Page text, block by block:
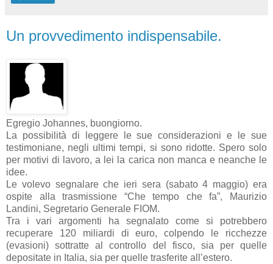
Un provvedimento indispensabile.
Egregio Johannes, buongiorno.
La possibilità di leggere le sue considerazioni e le sue
testimoniane, negli ultimi tempi, si sono ridotte. Spero solo
per motivi di lavoro, a lei la carica non manca e neanche le
idee.
Le volevo segnalare che ieri sera (sabato 4 maggio) era
ospite alla trasmissione “Che tempo che fa”, Maurizio
Landini, Segretario Generale FIOM.
Tra i vari argomenti ha segnalato come si potrebbero
recuperare 120 miliardi di euro, colpendo le ricchezze
(evasioni) sottratte al controllo del fisco, sia per quelle
depositate in Italia, sia per quelle trasferite all’estero.